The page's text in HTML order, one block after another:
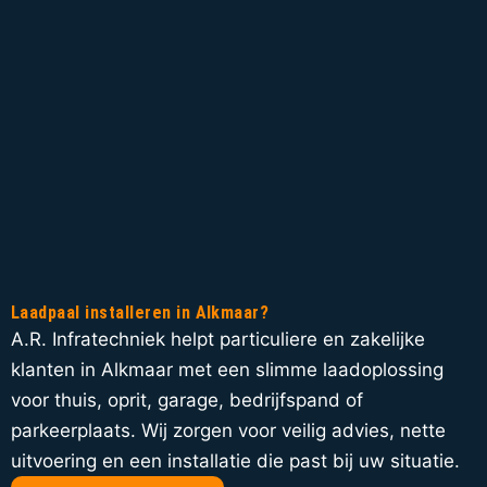
Laadpaal installeren in Alkmaar?
A.R. Infratechniek helpt particuliere en zakelijke
klanten in Alkmaar met een slimme laadoplossing
voor thuis, oprit, garage, bedrijfspand of
parkeerplaats. Wij zorgen voor veilig advies, nette
uitvoering en een installatie die past bij uw situatie.